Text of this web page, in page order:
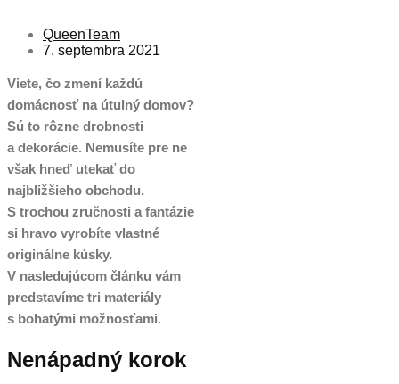
QueenTeam
7. septembra 2021
Viete, čo zmení každú
domácnosť na útulný domov?
Sú to rôzne drobnosti
a dekorácie. Nemusíte pre ne
však hneď utekať do
najbližšieho obchodu.
S trochou zručnosti a fantázie
si hravo vyrobíte vlastné
originálne kúsky.
V nasledujúcom článku vám
predstavíme tri materiály
s bohatými možnosťami.
Nenápadný korok